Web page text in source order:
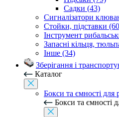
Садки (43)
Сигналізатори
Стойки, підставки
Інструмент
Запасні кільця,
Інше (34)
Зберігання і
Каталог
Бокси та ємності для
Бокси та ємності